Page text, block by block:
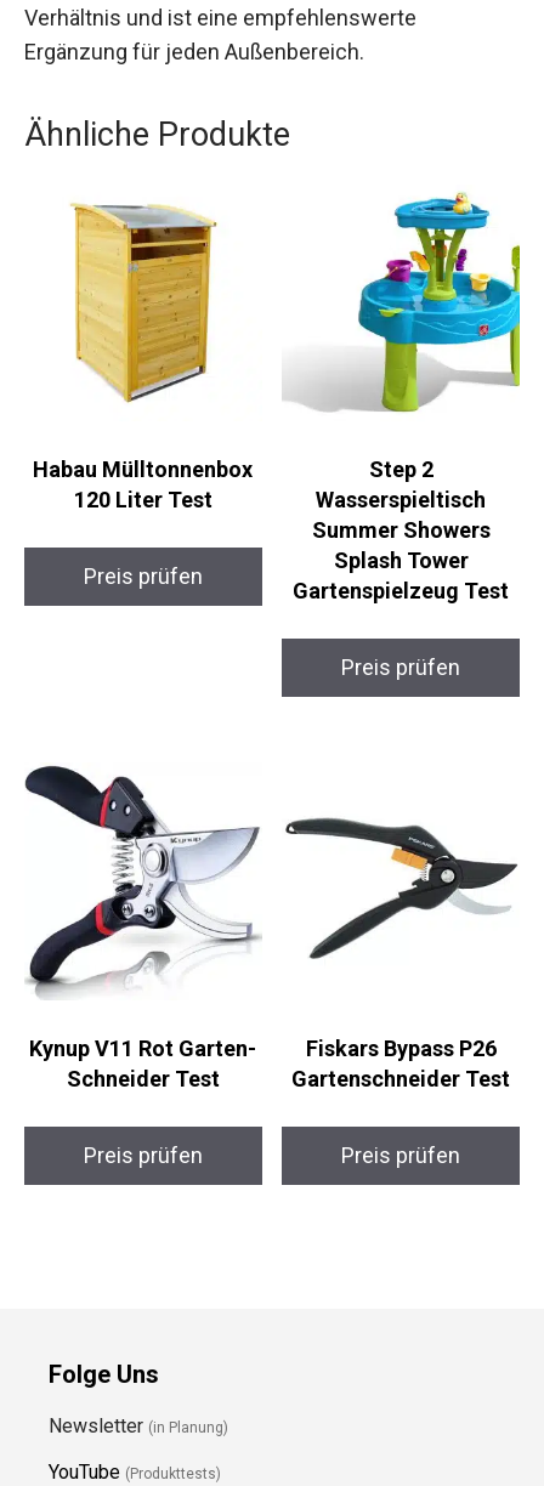
Verhältnis und ist eine empfehlenswerte
Ergänzung für jeden Außenbereich.
Ähnliche Produkte
Habau Mülltonnenbox
120 Liter Test
Preis prüfen
Step 2
Wasserspieltisch
Summer Showers
Splash Tower
Gartenspielzeug Test
Preis prüfen
Kynup V11 Rot Garten-
Schneider Test
Preis prüfen
Fiskars Bypass P26
Gartenschneider Test
Preis prüfen
Folge Uns
Newsletter (in Planung)
YouTube (Produkttests)